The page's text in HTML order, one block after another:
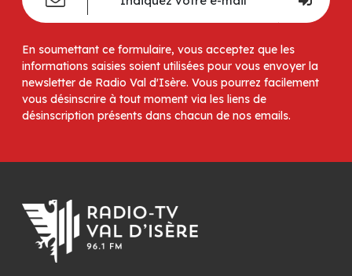
En soumettant ce formulaire, vous acceptez que les
informations saisies soient utilisées pour vous envoyer la
newsletter de Radio Val d'Isère. Vous pourrez facilement
vous désinscrire à tout moment via les liens de
désinscription présents dans chacun de nos emails.